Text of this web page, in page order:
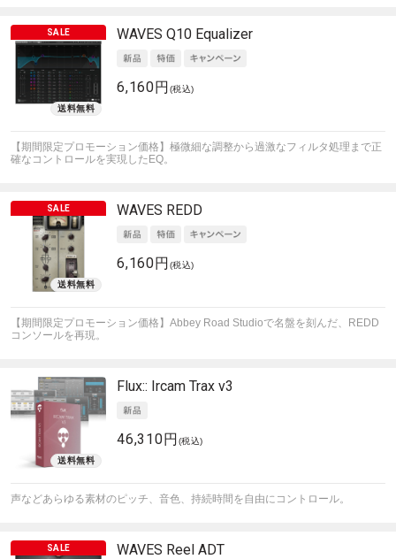
WAVES Q10 Equalizer
6,160円 (税込)
【期間限定プロモーション価格】極微細な調整から過激なフィルタ処理まで正
確なコントロールを実現したEQ。
WAVES REDD
6,160円 (税込)
【期間限定プロモーション価格】Abbey Road Studioで名盤を刻んだ、REDD
コンソールを再現。
Flux:: Ircam Trax v3
46,310円 (税込)
声などあらゆる素材のピッチ、音色、持続時間を自由にコントロール。
WAVES Reel ADT